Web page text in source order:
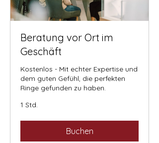
Beratung vor Ort im
Geschäft
Kostenlos - Mit echter Expertise und
dem guten Gefühl, die perfekten
Ringe gefunden zu haben.
1 Std.
Buchen